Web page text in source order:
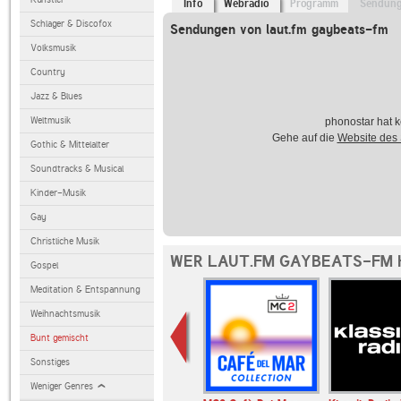
Schlager & Discofox
Volksmusik
Country
Jazz & Blues
Weltmusik
Gothic & Mittelalter
Soundtracks & Musical
Kinder-Musik
Gay
Christliche Musik
Gospel
Meditation & Entspannung
Weihnachtsmusik
Bunt gemischt
Sonstiges
Weniger Genres
Info Webradio Programm
Sendungen von laut.fm gaybeats-fm
phonostar hat
Gehe auf die Website des
WER LAUT.FM GAYBEATS-FM